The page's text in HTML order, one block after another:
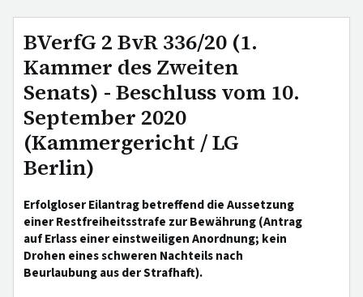
BVerfG 2 BvR 336/20 (1.
Kammer des Zweiten
Senats) - Beschluss vom 10.
September 2020
(Kammergericht / LG
Berlin)
Erfolgloser Eilantrag betreffend die Aussetzung
einer Restfreiheitsstrafe zur Bewährung (Antrag
auf Erlass einer einstweiligen Anordnung; kein
Drohen eines schweren Nachteils nach
Beurlaubung aus der Strafhaft).